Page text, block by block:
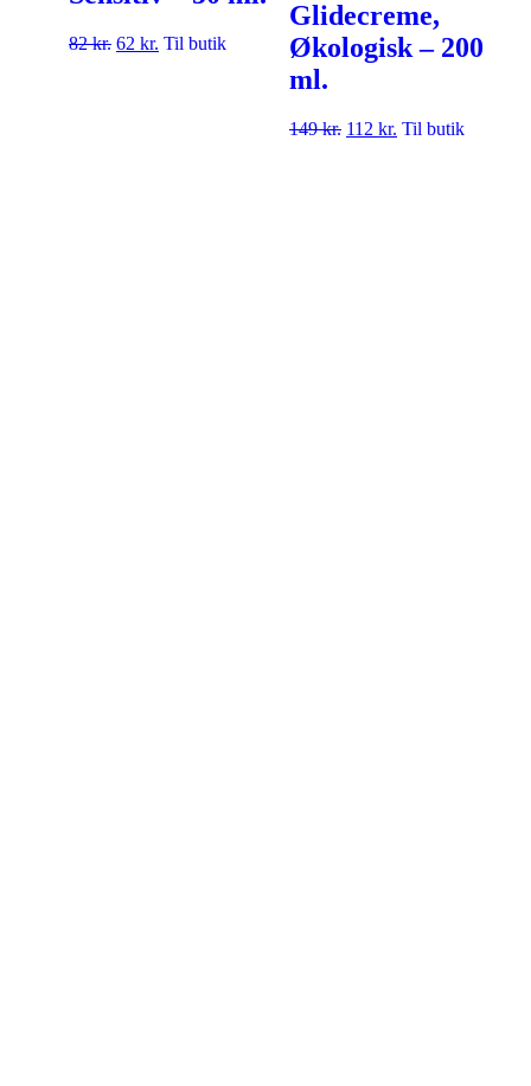
82kr. 62 kr. Til butik
Glidecreme,
Økologisk – 200
ml.
149kr. 112 kr. Til butik